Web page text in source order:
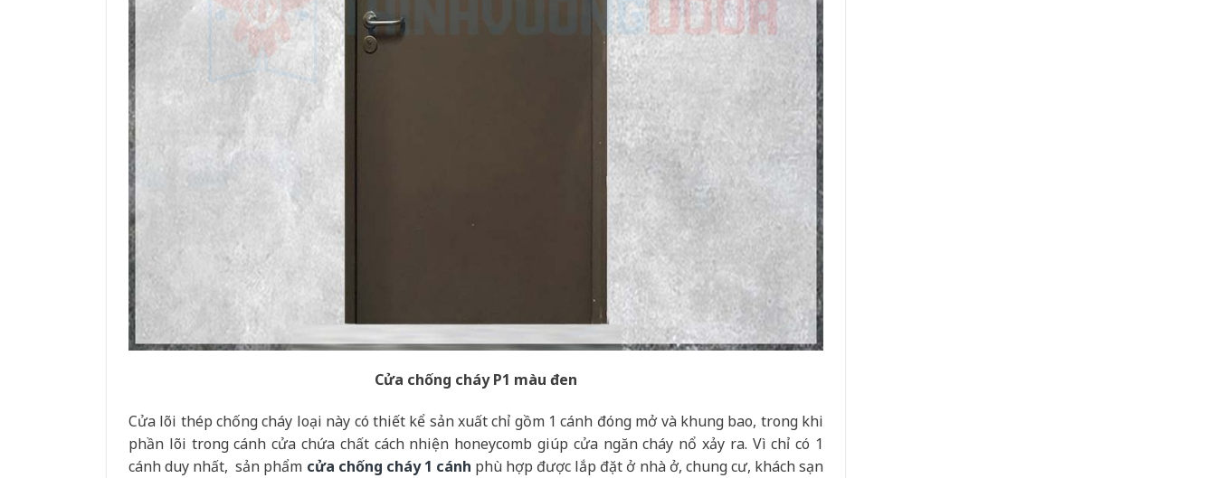
Cửa chống cháy P1 màu đen
Cửa lõi thép chống cháy loại này có thiết kể sản xuất chỉ gồm 1 cánh đóng mở và khung bao, trong khi
phần lõi trong cánh cửa chứa chất cách nhiện honeycomb giúp cửa ngăn cháy nổ xảy ra. Vì chỉ có 1
cánh duy nhất, sản phẩm cửa chống cháy 1 cánh phù hợp được lắp đặt ở nhà ở, chung cư, khách sạn